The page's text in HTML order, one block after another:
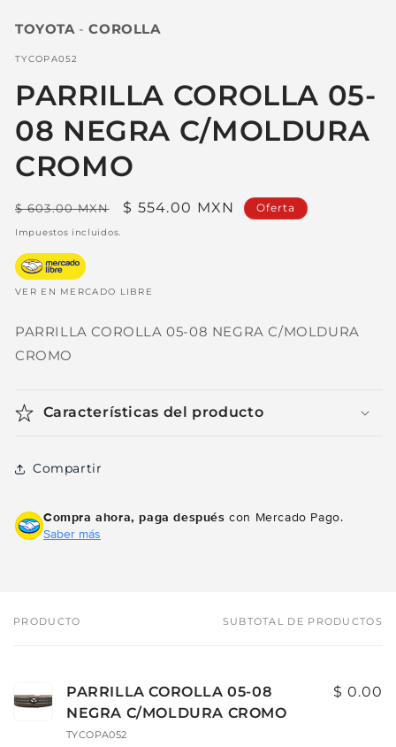
1
una
modal
TOYOTA -COROLLA
SKU:
TYCOPA052
PARRILLA COROLLA 05-
08 NEGRA C/MOLDURA
CROMO
Precio
habitual
$ 603.00 MXN
Precio
$ 554.00 MXN Oferta
Impuestos incluidos.
VER EN MERCADO LIBRE
PARRILLA COROLLA 05-08 NEGRA C/MOLDURA
CROMO
Características del producto
Compartir
Compra ahora, paga después con Mercado Pago.
Saber más
Tu
PRODUCTO SUBTOTAL DE PRODUCTOS
PARRILLA COROLLA 05-08
NEGRA C/MOLDURA CROMO
TYCOPA052
$ 0.00